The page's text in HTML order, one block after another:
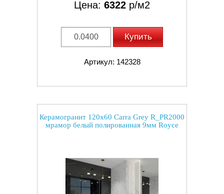
Цена: 6322 р/м2
Купить
Артикул: 142328
Керамогранит 120x60 Carra Grey R_PR2000
мрамор белый полированная 9мм Royce